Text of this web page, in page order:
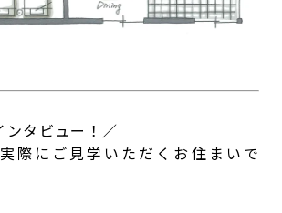
ンタビュー！／
際にご見学いただくお住まいで